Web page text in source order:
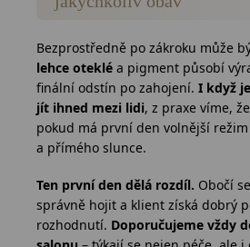
Bezprostředně po zákroku může
lehce oteklé a pigment působí
finální odstín po zahojení. I když
jít ihned mezi lidi, z praxe víme,
pokud má první den volnější
a přímého slunce.
Ten první den dělá rozdíl. Obočí
správně hojit a klient získá dobrý
rozhodnutí. Doporučujeme vždy